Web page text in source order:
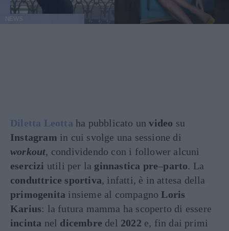
Diletta Leotta ha pubblicato unvideo su
Instagram in cui svolge una sessione di
workout, condividendo con i follower alcuni
esercizi utili per la ginnastica pre–parto. La
conduttrice sportiva, infatti, è in attesa della
primogenita insieme al compagnoLoris
Karius: la futura mamma ha scoperto di essere
incinta nel dicembre del 2022 e, fin dai primi